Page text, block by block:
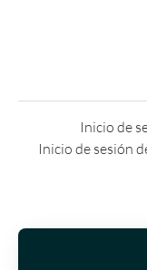
Inicio de
Inicio de sesión